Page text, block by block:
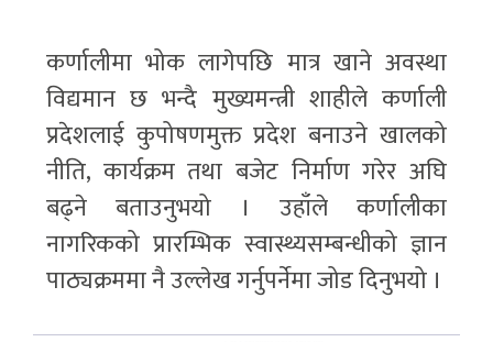
कर्णालीमा भोक लागेपछि मात्र खाने अवस्था
विद्यमान छ भन्दै मुख्यमन्त्री शाहीले कर्णाली
प्रदेशलाई कुपोषणमुक्त प्रदेश बनाउने खालको
नीति, कार्यक्रम तथा बजेट निर्माण गरेर अघि
बढ्ने बताउनुभयो । उहाँले कर्णालीका
नागरिकको प्रारम्भिक स्वास्थ्यसम्बन्धीको ज्ञान
पाठ्यक्रममा नै उल्लेख गर्नुपर्नेमा जोड दिनुभयो ।